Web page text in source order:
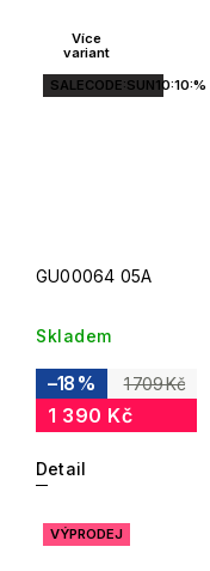
Více
variant
SALECODE:SUN10:10:%
GU00064 05A
Skladem
1 709 Kč
–18 %
1 390 Kč
Detail
VÝPRODEJ